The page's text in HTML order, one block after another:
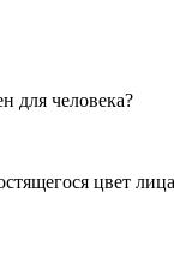
для человека?
цвет